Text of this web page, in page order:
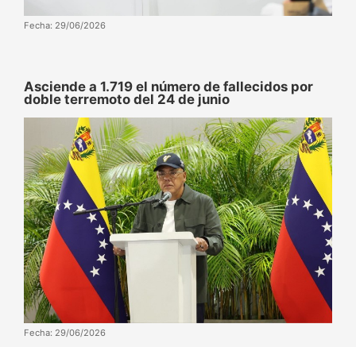
Fecha: 29/06/2026
Asciende a 1.719 el número de fallecidos por
doble terremoto del 24 de junio
Fecha: 29/06/2026